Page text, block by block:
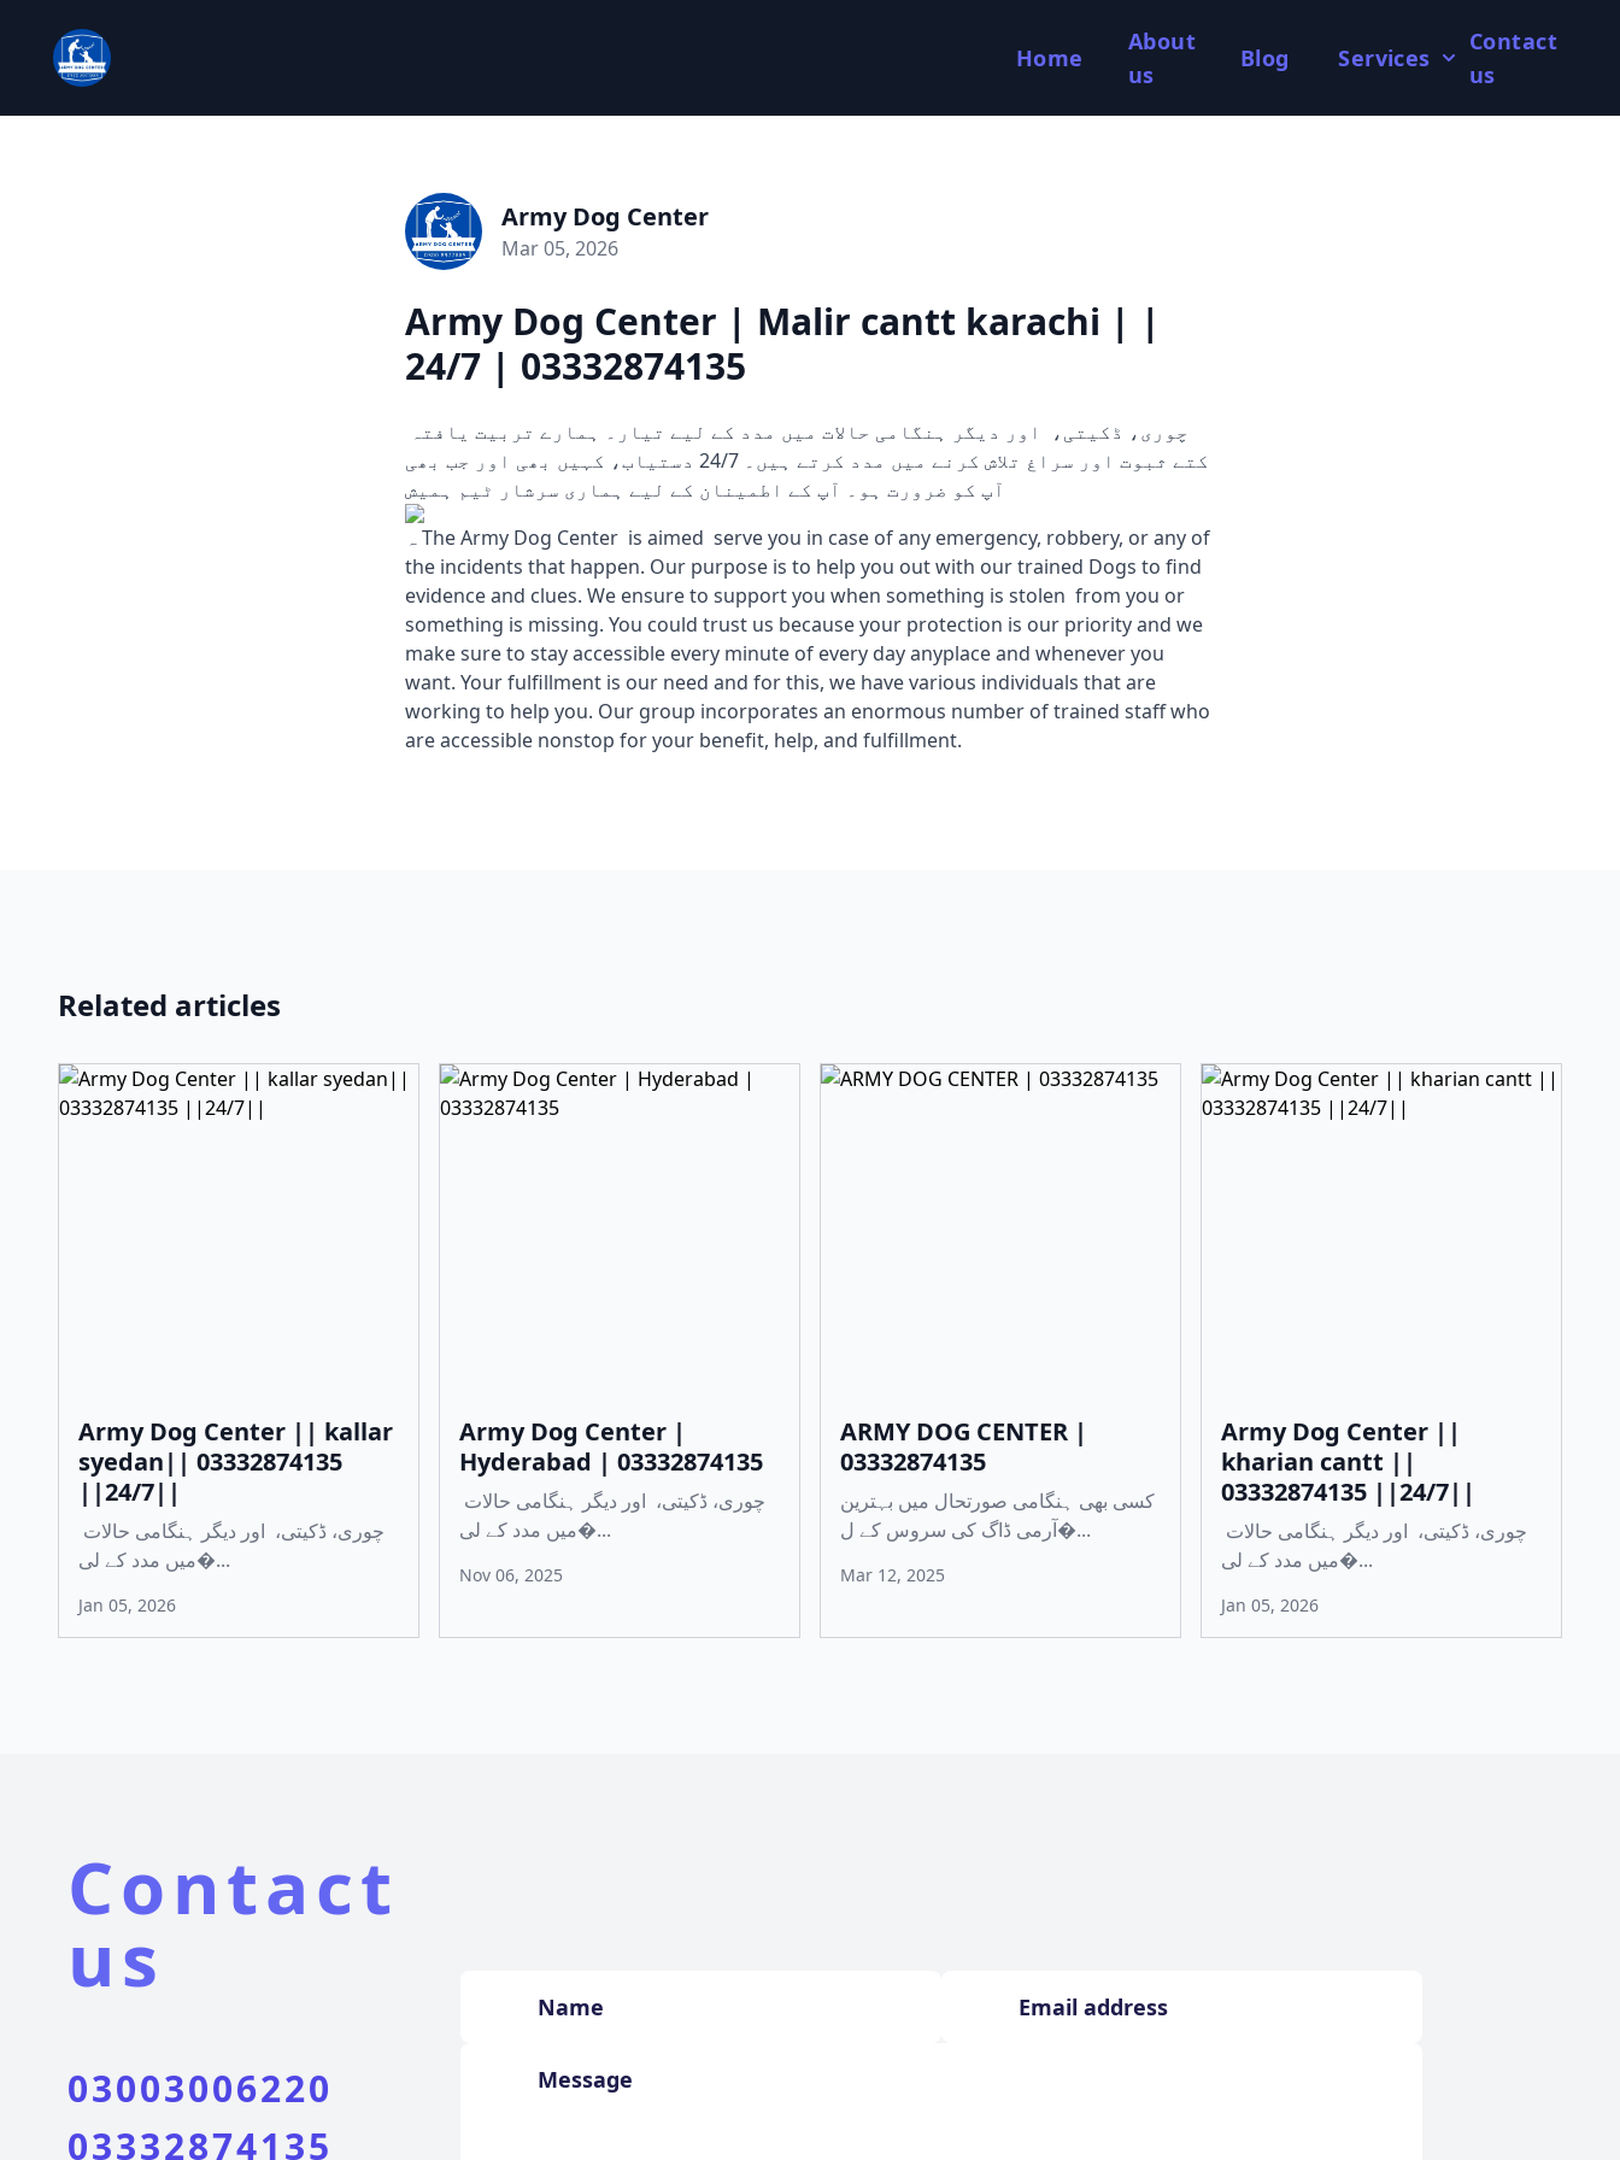
Home
About
us
Blog Services
Contact
us
Army Dog Center
Mar 05, 2026
Army Dog Center | Malir cantt karachi | |
24/7 | 03332874135
کتے ثبوت اور سراغ تلاش کرنے میں مدد کرتے ہیں۔ 24/7 دستیاب، کہیں بھی اور جب بھی
آپ کو ضرورت ہو۔ آپ کے اطمینان کے لیے ہماری سرشار ٹیم ہمیش
ہ The Army Dog Center is aimed serve you in case of any emergency, robbery, or any of
the incidents that happen. Our purpose is to help you out with our trained Dogs to find
evidence and clues. We ensure to support you when something is stolen from you or
something is missing. You could trust us because your protection is our priority and we
make sure to stay accessible every minute of every day anyplace and whenever you
want. Your fulfillment is our need and for this, we have various individuals that are
working to help you. Our group incorporates an enormous number of trained staff who
are accessible nonstop for your benefit, help, and fulfillment.
Related articles
Army Dog Center || kallar
syedan|| 03332874135
||24/7||
میں مدد کے لی�...
Jan 05, 2026
Army Dog Center |
Hyderabad | 03332874135
میں مدد کے لی�...
Nov 06, 2025
ARMY DOG CENTER |
03332874135
کسی بھی ہنگامی صورتحال میں بہترین
آرمی ڈاگ کی سروس کے ل�...
Mar 12, 2025
Army Dog Center ||
kharian cantt ||
03332874135 ||24/7||
میں مدد کے لی�...
Jan 05, 2026
Contact
us
03003006220
03332874135